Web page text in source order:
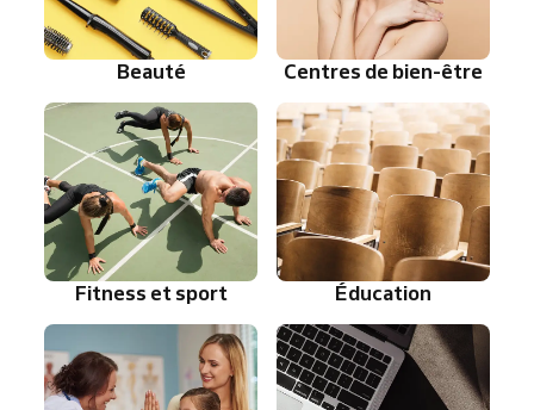
Beauté Centres de bien-être
Fitness et sport Éducation